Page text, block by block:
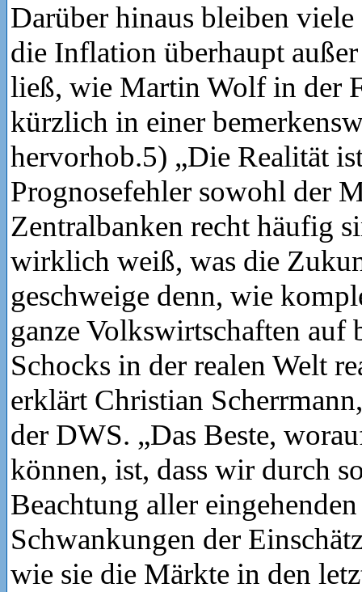
Darüber hinaus bleiben
die Inflation überhaupt
ließ, wie Martin Wolf in der
kürzlich in einer
hervorhob.5) „Die Realität
Prognosefehler sowohl der
Zentralbanken recht häufig
wirklich weiß, was die
geschweige denn, wie
ganze Volkswirtschaften auf
Schocks in der realen Welt
erklärt Christian
der DWS. „Das Beste,
können, ist, dass wir durch
Beachtung aller
Schwankungen der
wie sie die Märkte in den